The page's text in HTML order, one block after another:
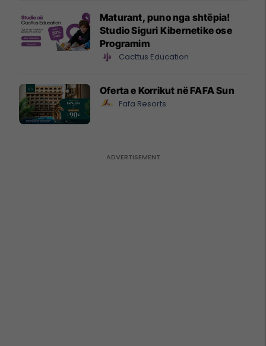
Maturant, puno nga shtëpia!
Studio Siguri Kibernetike ose
Programim
Cacttus Education
Oferta e Korrikut në FAFA Sun
Fafa Resorts